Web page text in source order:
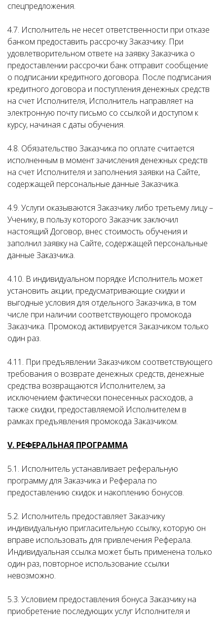
спецпредложения.
4.7. Исполнитель не несет ответственности при отказе
банком предоставить рассрочку Заказчику. При
удовлетворительном ответе на заявку Заказчика о
предоставлении рассрочки банк отправит сообщение
о подписании кредитного договора. После подписания
кредитного договора и поступления денежных средств
на счет Исполнителя, Исполнитель направляет на
электронную почту письмо со ссылкой и доступом к
курсу, начиная с даты обучения.
4.8. Обязательство Заказчика по оплате считается
исполненным в момент зачисления денежных средств
на счет Исполнителя и заполнения заявки на Сайте,
содержащей персональные данные Заказчика.
4.9. Услуги оказываются Заказчику либо третьему лицу –
Ученику, в пользу которого Заказчик заключил
настоящий Договор, внес стоимость обучения и
заполнил заявку на Сайте, содержащей персональные
данные Заказчика.
4.10. В индивидуальном порядке Исполнитель может
установить акции, предусматривающие скидки и
выгодные условия для отдельного Заказчика, в том
числе при наличии соответствующего промокода
Заказчика. Промокод активируется Заказчиком только
один раз.
4.11. При предъявлении Заказчиком соответствующего
требования о возврате денежных средств, денежные
средства возвращаются Исполнителем, за
исключением фактически понесенных расходов, а
также скидки, предоставляемой Исполнителем в
рамках предъявления промокода Заказчиком.
V. РЕФЕРАЛЬНАЯ ПРОГРАММА
5.1. Исполнитель устанавливает реферальную
программу для Заказчика и Реферала по
предоставлению скидок и накоплению бонусов.
5.2. Исполнитель предоставляет Заказчику
индивидуальную пригласительную ссылку, которую он
вправе использовать для привлечения Реферала.
Индивидуальная ссылка может быть применена только
один раз, повторное использование ссылки
невозможно.
5.3. Условием предоставления бонуса Заказчику на
приобретение последующих услуг Исполнителя и